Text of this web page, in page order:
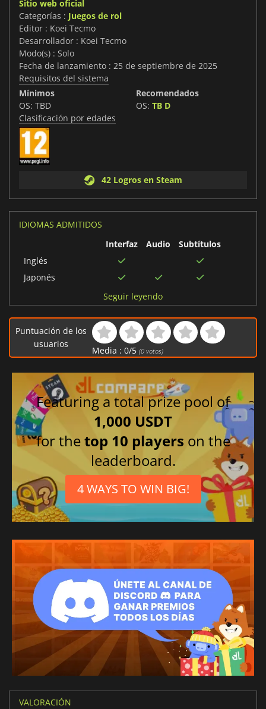
Sitio web oficial
Categorías : Juegos de rol
Editor : Koei Tecmo
Desarrollador : Koei Tecmo
Modo(s) : Solo
Fecha de lanzamiento : 25 de septiembre de 2025
Requisitos del sistema
Mínimos
OS: TBD
Recomendados
OS: TB D
Clasificación por edades
42 Logros en Steam
IDIOMAS ADMITIDOS
Interfaz
Audio
Subtítulos
Inglés
Japonés
Coreano
Seguir leyendo
Puntuación de los
usuarios
Media : 0/5 (0votos)
Featuring a total prize pool of
1,000 USDT
for thetop 10 players on the
leaderboard.
4 WAYS TO WIN BIG!
VALORACIÓN